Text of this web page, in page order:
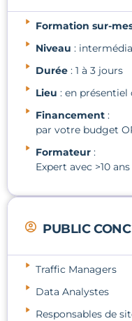
Formation sur-
Niveau :
Durée : 1 à 3 jours
Lieu : en présentiel
Financement :
par votre budget
Formateur :
Expert avec >10
PUBLIC
Traffic Managers
Data Analystes
Responsables de